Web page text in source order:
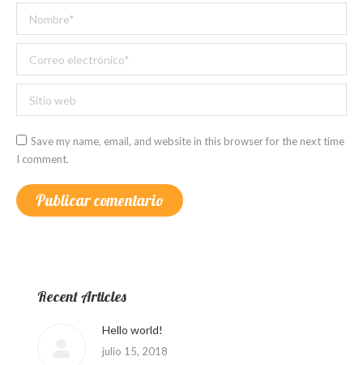
Save my name, email, and website in this browser for the next time
I comment.
Publicar comentario
Recent Articles
Hello world!
julio 15, 2018